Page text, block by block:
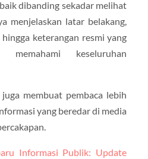
dibanding sekadar melihat
menjelaskan latar belakang,
keterangan resmi yang
memahami keseluruhan
membuat pembaca lebih
yang beredar di media
Informasi Publik: Update